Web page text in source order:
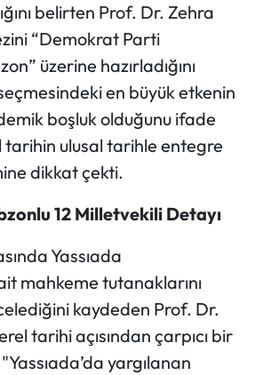
belirten Prof. Dr. Zehra
“Demokrat Parti
üzerine hazırladığını
en büyük etkenin
boşluk olduğunu ifade
tarihin ulusal tarihle entegre
dikkat çekti.
12 Milletvekili Detayı
Yassıada
mahkeme tutanaklarını
kaydeden Prof. Dr.
tarihi açısından çarpıcı bir
yargılanan